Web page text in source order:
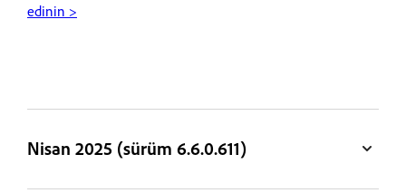
edinin >
Nisan 2025 (sürüm 6.6.0.611)